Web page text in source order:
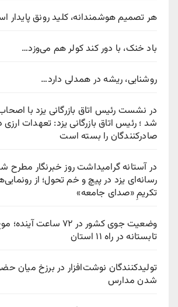
هر تصمیم هوشمندانه، کلید رونق پایدار
باد خنک، با دور کند کولر هم می‌وزد…
روشنایی، ریشه در همدلی دارد…
در نشست رئیس اتاق بازرگانی یزد با
شد ؛ رئیس اتاق بازرگانی یزد: تعهدات
صادرکنندگان را بسته است
در آستانه گرامیداشت روز خبرنگار مطرح
رسانه‌ای یزد در پیچ‌ و خم تحول؛ از
تکریمِ «صدای جامعه»
وضعیت جوی کشور در ۷۲
تابستانه در راه ۱۱ استان
تولیدکنندگان نوشت‌افزار در برزخ میان
شدن مدارس